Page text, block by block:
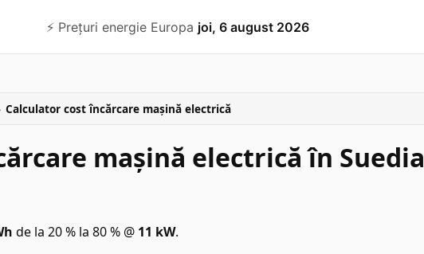
⚡️ Prețuri energie Europa joi, 6 august 2026
Calculator cost încărcare mașină electrică
mașină electrică în Suedia
de la 20 % la 80 % @ 11 kW.